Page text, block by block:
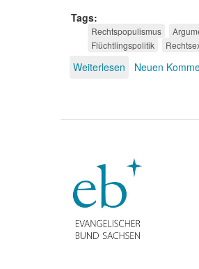
Tags
Rechtspopulismus
Flüchtlingspolitik
Weiterlesen über
Neuen